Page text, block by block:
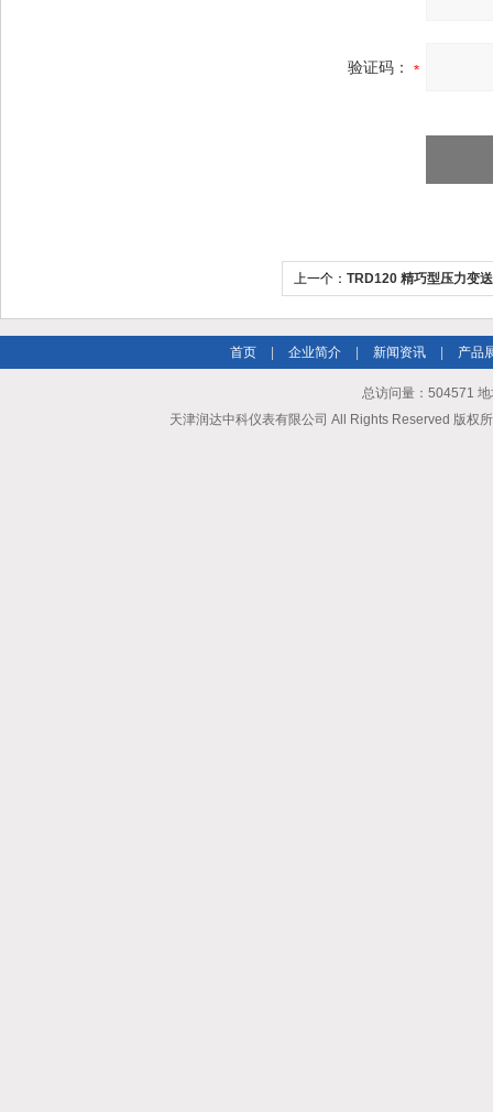
验证码：
上一个： TRD120 精巧型压力变
首页 企业简介 新闻资讯 产品
总访问量：504571
天津润达中科仪表有限公司 All Rights Reserved 版权